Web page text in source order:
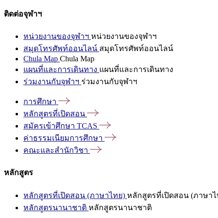
ติดต่อจุฬาฯ
หน่วยงานของจุฬาฯ หน่วยงานของจุฬาฯ
สมุดโทรศัพท์ออนไลน์ สมุดโทรศัพท์ออนไลน์
Chula Map Chula Map
แผนที่และการเดินทาง แผนที่และการเดินทาง
ร่วมงานกับจุฬาฯ ร่วมงานกับจุฬาฯ
การศึกษา
หลักสูตรที่เปิดสอน
สมัครเข้าศึกษา TCAS
ค่าธรรมเนียมการศึกษา
คณะและสำนักวิชา
หลักสูตร
หลักสูตรที่เปิดสอน (ภาษาไทย) หลักสูตรที่เปิดสอน (ภาษาไ
หลักสูตรนานาชาติ หลักสูตรนานาชาติ